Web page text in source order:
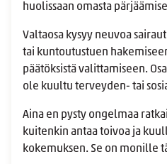
huolissaan omasta
Valtaosa kysyy neuvoa
tai kuntoutustuen
päätöksistä valittamiseen.
ole kuultu terveyden- tai
Aina en pysty ongelmaa
kuitenkin antaa toivoa ja
kokemuksen. Se on monille